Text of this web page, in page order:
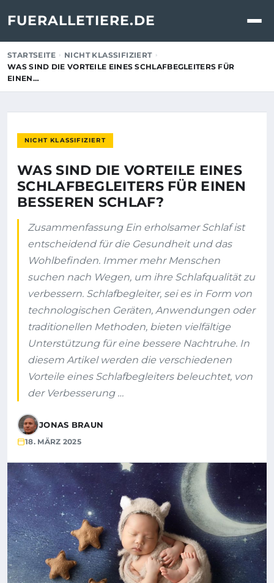
FUERALLETIERE.DE
STARTSEITE
NICHT KLASSIFIZIERT
WAS SIND DIE VORTEILE EINES SCHLAFBEGLEITERS FÜR
EINEN…
NICHT KLASSIFIZIERT
WAS SIND DIE VORTEILE EINES
SCHLAFBEGLEITERS FÜR EINEN
BESSEREN SCHLAF?
Zusammenfassung Ein erholsamer Schlaf ist
entscheidend für die Gesundheit und das
Wohlbefinden. Immer mehr Menschen
suchen nach Wegen, um ihre Schlafqualität zu
verbessern. Schlafbegleiter, sei es in Form von
technologischen Geräten, Anwendungen oder
traditionellen Methoden, bieten vielfältige
Unterstützung für eine bessere Nachtruhe. In
diesem Artikel werden die verschiedenen
Vorteile eines Schlafbegleiters beleuchtet, von
der Verbesserung …
JONAS BRAUN
18. MÄRZ 2025